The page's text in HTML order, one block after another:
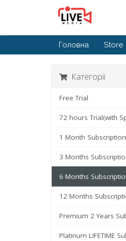
Головна Store
Категорії
Free Trial
72 hours Trial(with
1 Month Subscription
3 Months
6 Months
12 Months
Premium 2 Years
Platinum LIFETIME